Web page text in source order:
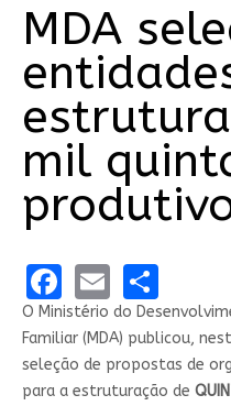
MDA
mil
Facebook
EmailShare
O Ministério do
Familiar (MDA) publicou,
seleção de propostas de
para a estruturação de